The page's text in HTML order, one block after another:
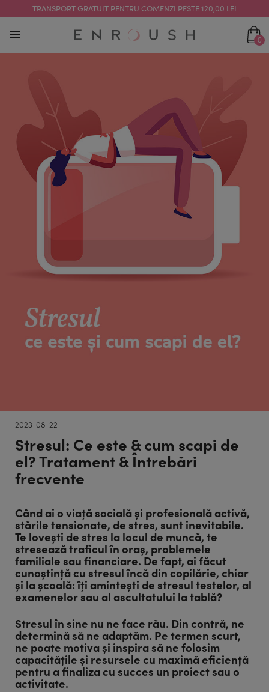
TRANSPORT GRATUIT PENTRU COMENZI PESTE 120,00 LEI
0
2023-08-22
Stresul: Ce este & cum scapi de
el? Tratament & Întrebări
frecvente
Când ai o viață socială și profesională activă,
stările tensionate, de stres, sunt inevitabile.
Te lovești de stres la locul de muncă, te
stresează traficul în oraș, problemele
familiale sau financiare. De fapt, ai făcut
cunoștință cu stresul încă din copilărie, chiar
și la școală: îți amintești de stresul testelor, al
examenelor sau al ascultatului la tablă?
Stresul în sine nu ne face rău. Din contră, ne
determină să ne adaptăm. Pe termen scurt,
ne poate motiva și inspira să ne folosim
capacitățile și resursele cu maximă eficiență
pentru a finaliza cu succes un proiect sau o
activitate.